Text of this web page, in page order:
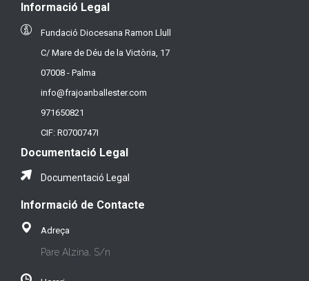
Informació Legal
Fundació Diocesana Ramon Llull
C/ Mare de Déu de la Victòria, 17
07008 - Palma
info@frajoanballester.com
971650821
CIF: R0700747I
Documentació Legal
Documentació Legal
Informació de Contacte
Adreça
Pare Alzina, S/n